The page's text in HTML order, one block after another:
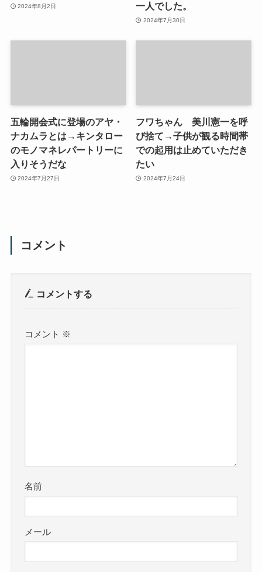
2024年8月2日
一人でした。
2024年7月30日
五輪開会式に登場のアヤ・
ナカムラとは→キンタロー
のモノマネレパートリーに
入りそうだな
2024年7月27日
フワちゃん 美川憲一を呼
び捨て→子供が観る時間帯
での起用は止めていただき
たい
2024年7月24日
コメント
コメントする
コメント ※
名前
メール